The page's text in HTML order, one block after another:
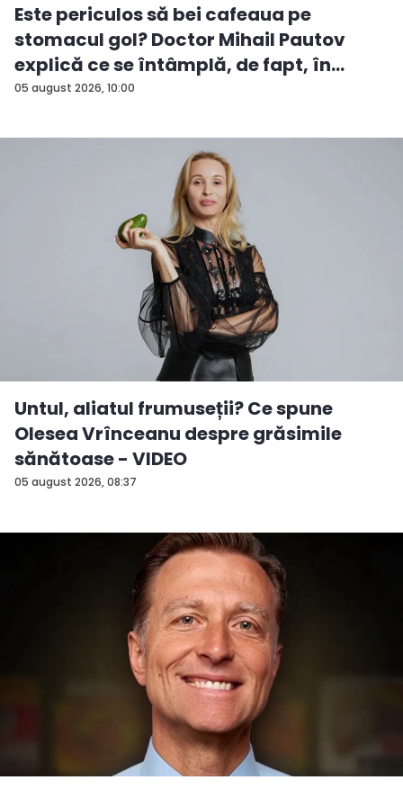
05 august 2026, 10:00
Este periculos să bei cafeaua pe
stomacul gol? Doctor Mihail Pautov
explică ce se întâmplă, de fapt, în
orga...
05 august 2026, 08:37
Untul, aliatul frumuseții? Ce spune
Olesea Vrînceanu despre grăsimile
sănătoase - VIDEO